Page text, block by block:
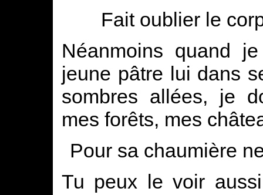
Fait oublier le
Néanmoins quand
jeune pâtre lui dans
sombres allées, je
mes forêts, mes
Pour sa chaumière
Tu peux le voir